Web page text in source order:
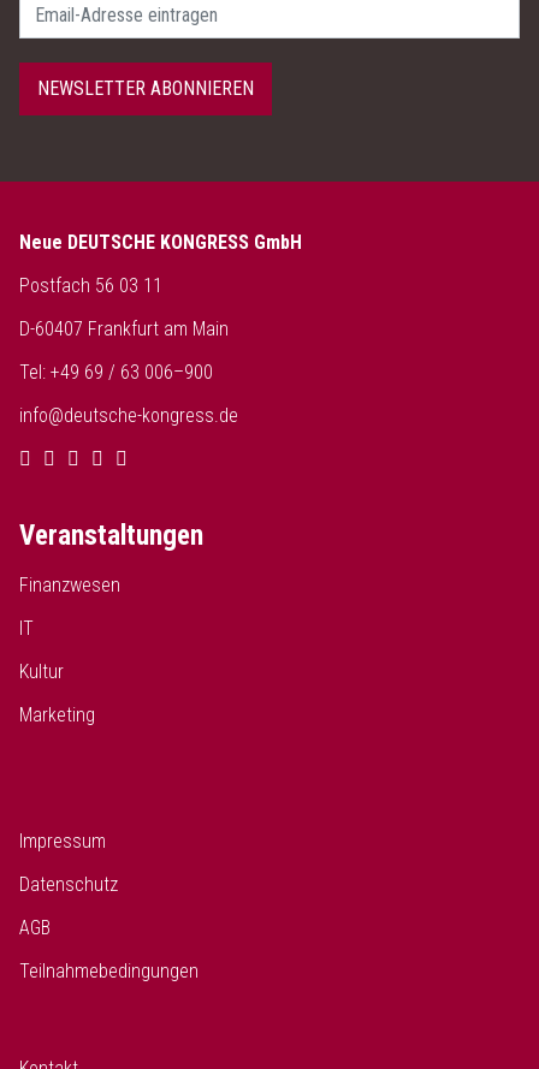
NEWSLETTER ABONNIEREN
Neue DEUTSCHE KONGRESS GmbH
Postfach 56 03 11
D-60407 Frankfurt am Main
Tel: +49 69 / 63 006–900
info@deutsche-kongress.de
Veranstaltungen
Finanzwesen
IT
Kultur
Marketing
Impressum
Datenschutz
AGB
Teilnahmebedingungen